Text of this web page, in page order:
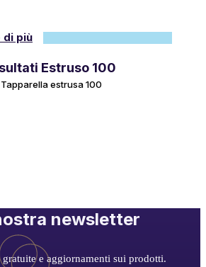
di più
Estruso 100
Tapparella estrusa 100
newsletter
e aggiornamenti sui prodotti.